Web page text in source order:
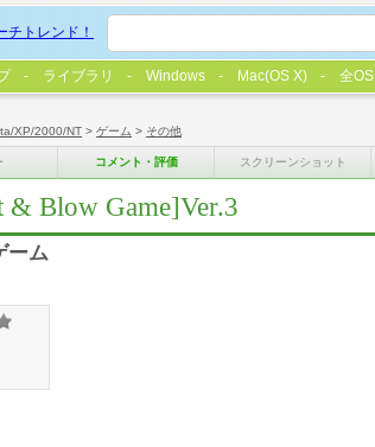
XP/2000/NT > ゲーム > その他
コメント・評価 スクリーンショット
Blow Game]Ver.3
ーム
チトレンド！
ライブラリ Windows Mac(OS X) 全OS